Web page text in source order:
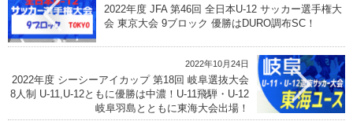
2022年度 JFA 第46回 全日本U-12 サッカー選手権大
会 東京大会 9ブロック 優勝はDURO調布SC！
2022年10月24日
2022年度 シーシーアイカップ 第18回 岐阜選抜大会
8人制 U-11,U-12ともに優勝は中濃！U-11飛騨・U-12
岐阜羽島とともに東海大会出場！